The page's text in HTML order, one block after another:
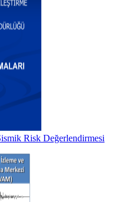
Risk Değerlendirmesi